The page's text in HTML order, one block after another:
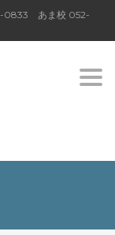
0833 あま校 052-